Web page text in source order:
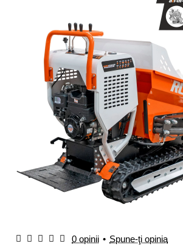
0 opinii • Spune-ţi opinia